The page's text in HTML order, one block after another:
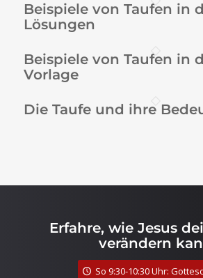
Beispiele von Taufen in
Lösungen
Beispiele von Taufen in
Vorlage
Die Taufe und ihre
Erfahre, wie Jesus
verändern
So 9:30-10:30 Uhr: